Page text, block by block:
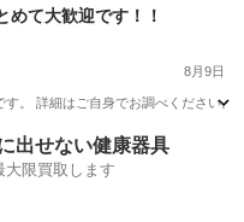
て大歓迎です！！
8月9日
。 詳細はご自身でお調べください
出せない健康器具
大限買取します